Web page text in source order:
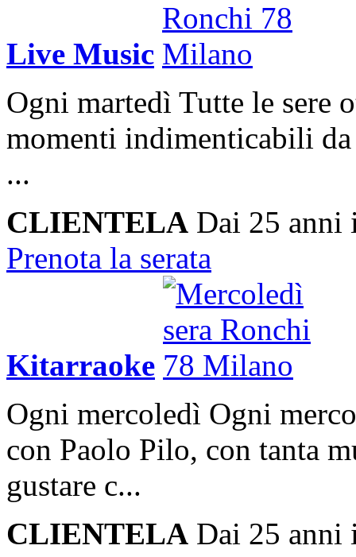
Live Music
Ogni martedì Tutte le sere
momenti indimenticabili
...
CLIENTELA Dai 25 anni
Prenota la serata
Kitarraoke
Ogni mercoledì Ogni
con Paolo Pilo, con tanta
gustare c...
CLIENTELA Dai 25 anni